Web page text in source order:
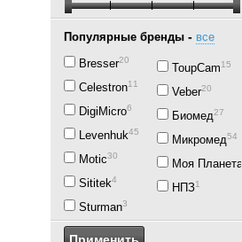
Популярные бренды - все
Bresser20
Celestron11
DigiMicro6
Levenhuk45
Motic30
Sititek4
Sturman3
ToupCam15
Veber20
Биомед27
Микромед54
Моя Планета
НПЗ1